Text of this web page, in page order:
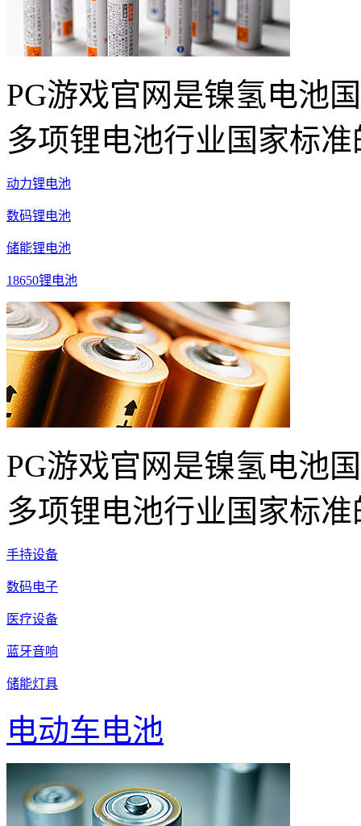
PG游戏官网是镍氢电池
多项锂电池行业国家标
动力锂电池
数码锂电池
储能锂电池
18650锂电池
PG游戏官网是镍氢电池
多项锂电池行业国家标
手持设备
数码电子
医疗设备
蓝牙音响
储能灯具
电动车电池